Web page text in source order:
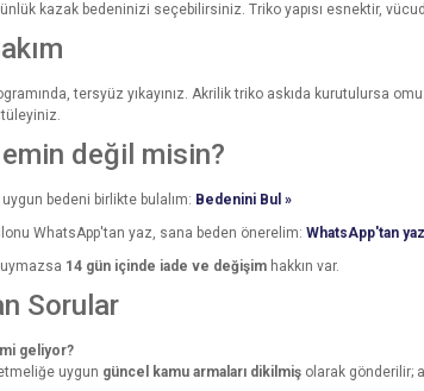
kazak bedeninizi seçebilirsiniz. Triko yapısı esnektir,
tersyüz yıkayınız. Akrilik triko askıda kurutulursa
değil misin?
bedeni birlikte bulalım: Bedenini Bul »
WhatsApp'tan yaz, sana beden önerelim: WhatsApp'tan
14 gün içinde iade ve değişim hakkın var.
Sorular
geliyor?
uygun güncel kamu armaları dikilmiş olarak gönderilir;